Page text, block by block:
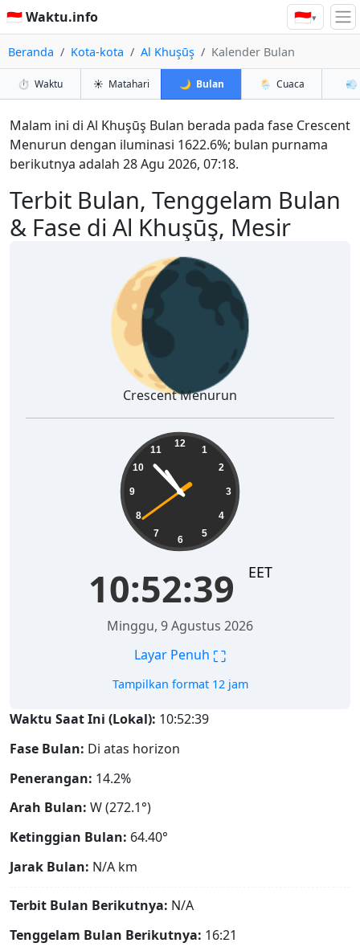
🇮🇩 Waktu.info 🇮🇩▾
Beranda Kota-kota Al Khuşūş Kalender Bulan
⏱️ Waktu ☀️ Matahari 🌙 Bulan 🌦️ Cuaca 💨
Terbit Bulan, Tenggelam Bulan
& Fase di Al Khuşūş, Mesir
Malam ini di Al Khuşūş Bulan berada pada fase Crescent
Menurun dengan iluminasi 1622.6%; bulan purnama
berikutnya adalah 28 Agu 2026, 07:18.
🌘
Crescent Menurun
12
1
2
3
4
5
6
7
8
9
10
11
10:52:40 EET
Minggu, 9 Agustus 2026
Layar Penuh ⛶
Tampilkan format 12 jam
Waktu Saat Ini (Lokal): 10:52:40
Fase Bulan: Di atas horizon
Penerangan: 14.2%
Arah Bulan: W (272.1°)
Ketinggian Bulan: 64.40°
Jarak Bulan: N/A km
Terbit Bulan Berikutnya: N/A
Tenggelam Bulan Berikutnya: 16:21